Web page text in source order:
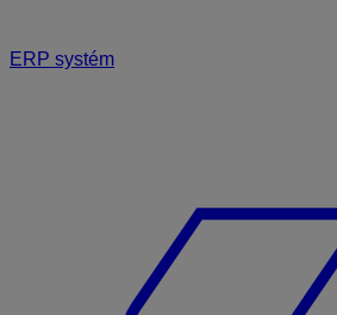
ERP systém